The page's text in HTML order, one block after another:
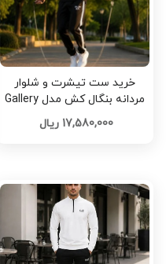
خرید ست تیشرت و شلوار
مردانه بنگال کش مدل Gallery
DeptکدJ454
17,580,000 ریال